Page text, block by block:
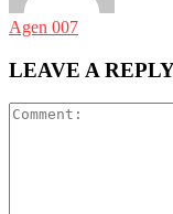
Agen 007
LEAVE A